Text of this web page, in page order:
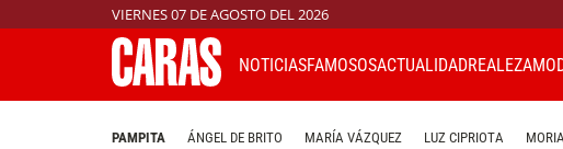
VIERNES 07 DE AGOSTO DEL 2026
NOTICIASFAMOSOSACTUALIDADREALEZA
PAMPITA ÁNGEL DE BRITO MARÍA VÁZQUEZ LUZ CIPRIOTA